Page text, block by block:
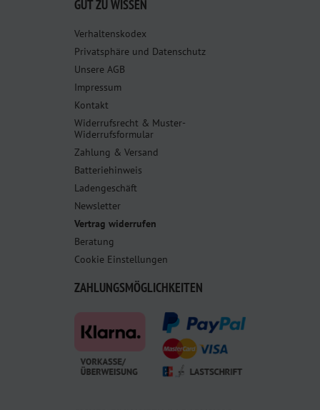
GUT ZU WISSEN
Verhaltenskodex
Privatsphäre und Datenschutz
Unsere AGB
Impressum
Kontakt
Widerrufsrecht & Muster-
Widerrufsformular
Zahlung & Versand
Batteriehinweis
Ladengeschäft
Newsletter
Vertrag widerrufen
Beratung
Cookie Einstellungen
ZAHLUNGSMÖGLICHKEITEN